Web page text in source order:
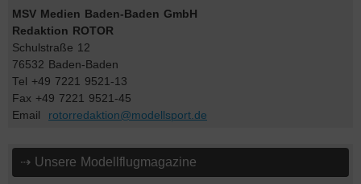
MSV Medien Baden-Baden GmbH
Redaktion ROTOR
Schulstraße 12
76532 Baden-Baden
Tel +49 7221 9521-13
Fax +49 7221 9521-45
Email rotorredaktion@modellsport.de
⇢ Unsere Modellflugmagazine